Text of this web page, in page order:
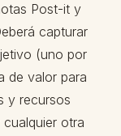
Post-it y
capturar
(uno por
de valor para
y recursos
otra